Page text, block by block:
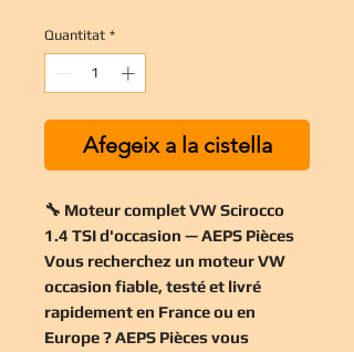
Quantitat *
Afegeix a la cistella
🔧 Moteur complet VW Scirocco
1.4 TSI d'occasion — AEPS Pièces
Vous recherchez un moteur VW
occasion fiable, testé et livré
rapidement en France ou en
Europe ? AEPS Pièces vous